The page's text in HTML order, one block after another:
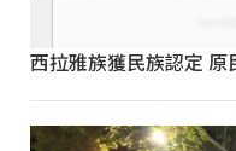
西拉雅族獲民族認定 原